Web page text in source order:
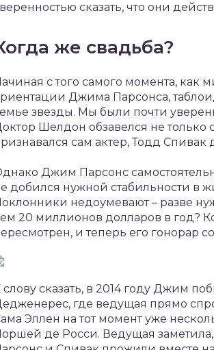
сказать, что они
же свадьба?
с того самого момента, как
Джима Парсонса,
звезды. Мы были почти
Шелдон обзавелся не только
сам актер, Тодд Спивак
Джим Парсонс
добился нужной стабильности в
недоумевают – разве
20 миллионов долларов в год?
и теперь его гонорар
слову сказать, в 2014 году Джим
где ведущая прямо
Эллен на тот момент уже
де Росси. Ведущая заметила,